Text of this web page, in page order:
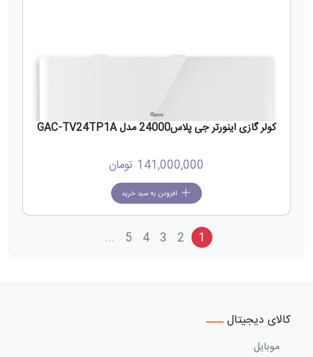
کولر گازی اینورتر جی پلاس24000 مدل GAC-TV24TP1A
141,000,000 تومان
افزودن به سبد خرید
1
2
3
4
5
...
کالای دیجیتال
موبایل